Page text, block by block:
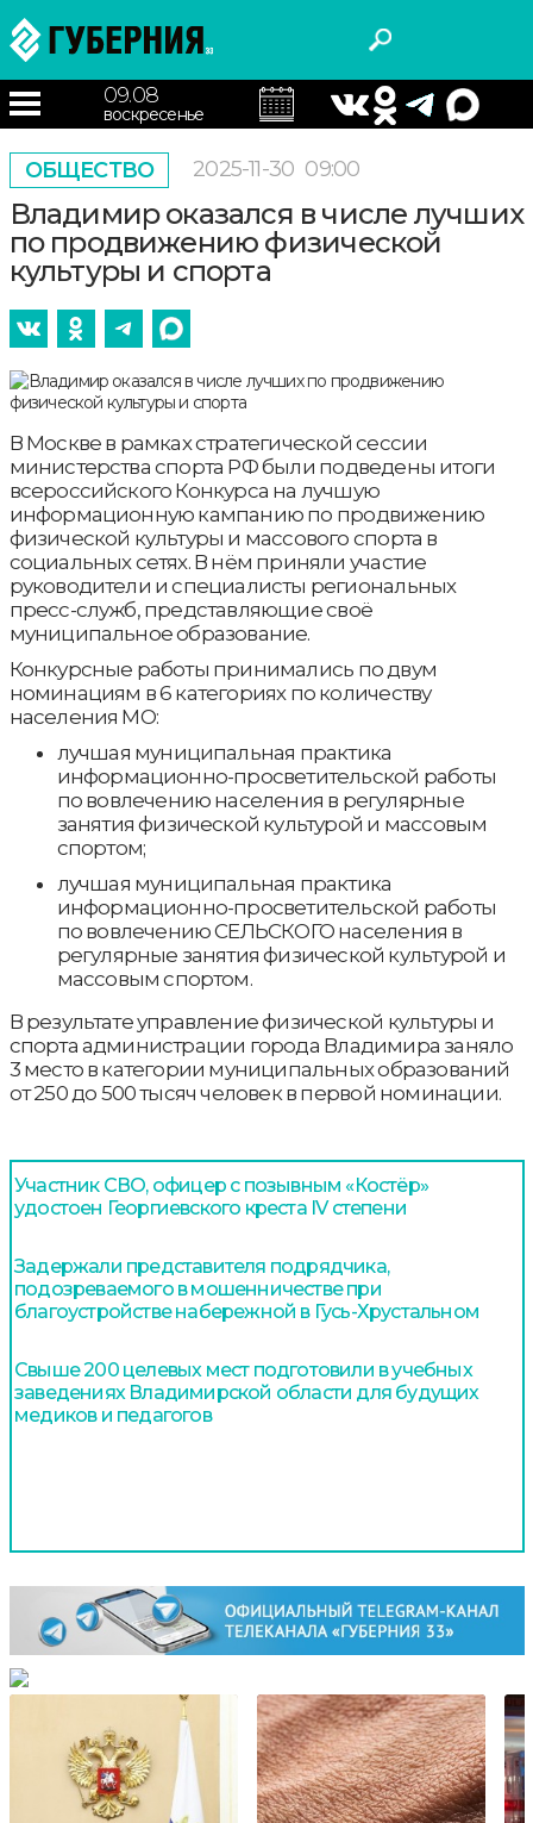
09.08
воскресенье
ОБЩЕСТВО 2025-11-30 09:00
Владимир оказался в числе лучших
по продвижению физической
культуры и спорта
В Москве в рамках стратегической сессии
министерства спорта РФ были подведены итоги
всероссийского Конкурса на лучшую
информационную кампанию по продвижению
физической культуры и массового спорта в
социальных сетях. В нём приняли участие
руководители и специалисты региональных
пресс-служб, представляющие своё
муниципальное образование.
Конкурсные работы принимались по двум
номинациям в 6 категориях по количеству
населения МО:
лучшая муниципальная практика
информационно-просветительской работы
по вовлечению населения в регулярные
занятия физической культурой и массовым
спортом;
лучшая муниципальная практика
информационно-просветительской работы
по вовлечению СЕЛЬСКОГО населения в
регулярные занятия физической культурой и
массовым спортом.
В результате управление физической культуры и
спорта администрации города Владимира заняло
3 место в категории муниципальных образований
от 250 до 500 тысяч человек в первой номинации.
Участник СВО, офицер с позывным «Костёр»
удостоен Георгиевского креста IV степени
Задержали представителя подрядчика,
подозреваемого в мошенничестве при
благоустройстве набережной в Гусь-Хрустальном
Свыше 200 целевых мест подготовили в учебных
заведениях Владимирской области для будущих
медиков и педагогов